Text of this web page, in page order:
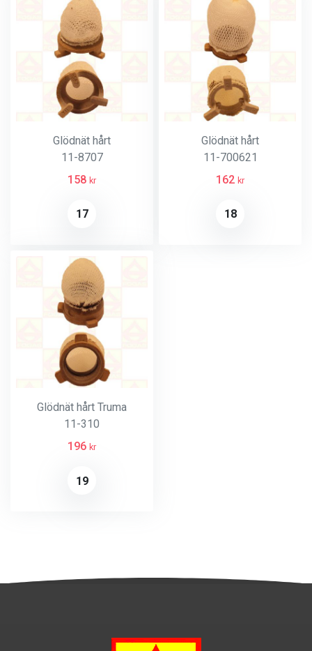
Glödnät hårt
11-8707
158 kr
17
Glödnät hårt
11-700621
162 kr
18
Glödnät hårt Truma
11-310
196 kr
19